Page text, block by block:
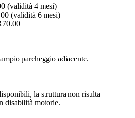
(validità 4 mesi)
(validità 6 mesi)
parcheggio adiacente.
la struttura non risulta
disabilità motorie.